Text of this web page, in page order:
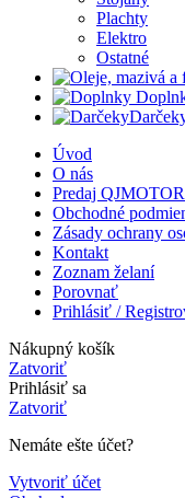
Plachty
Elektro
Ostatné
Úvod
O nás
Predaj QJMOTOR
Obchodné
Zásady ochrany
Kontakt
Zoznam želaní
Porovnať
Prihlásiť /
Nákupný košík
Zatvoriť
Prihlásiť sa
Zatvoriť
Nemáte ešte účet?
Vytvoriť účet